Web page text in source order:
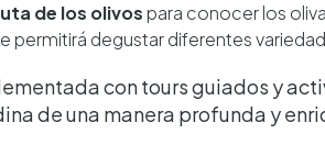
de los olivos para conocer los
permitirá degustar diferentes
con tours guiados y
de una manera profunda y